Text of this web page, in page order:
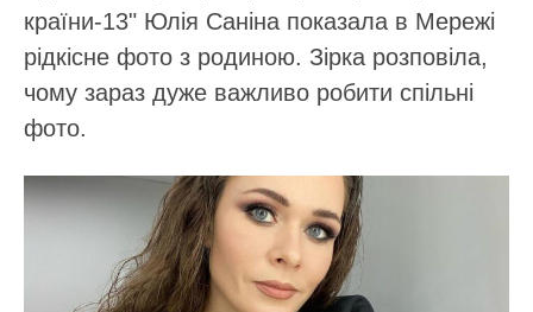
країни-13" Юлія Саніна показала в Мережі
рідкісне фото з родиною. Зірка розповіла,
чому зараз дуже важливо робити спільні
фото.